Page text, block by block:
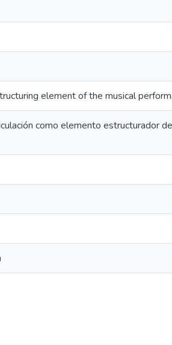
element of the musical
como elemento estructurador